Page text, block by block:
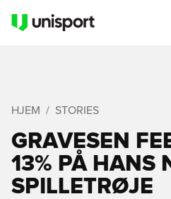
HJEM STORIES
GRAVESEN
13% PÅ HANS
SPILLETRØJE